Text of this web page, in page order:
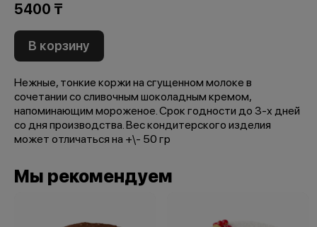
5400 ₸
В корзину
Нежные, тонкие коржи на сгущенном молоке в
сочетании со сливочным шоколадным кремом,
напоминающим мороженое. Срок годности до 3-х дней
со дня производства. Вес кондитерского изделия
может отличаться на +\- 50 гр
Мы рекомендуем